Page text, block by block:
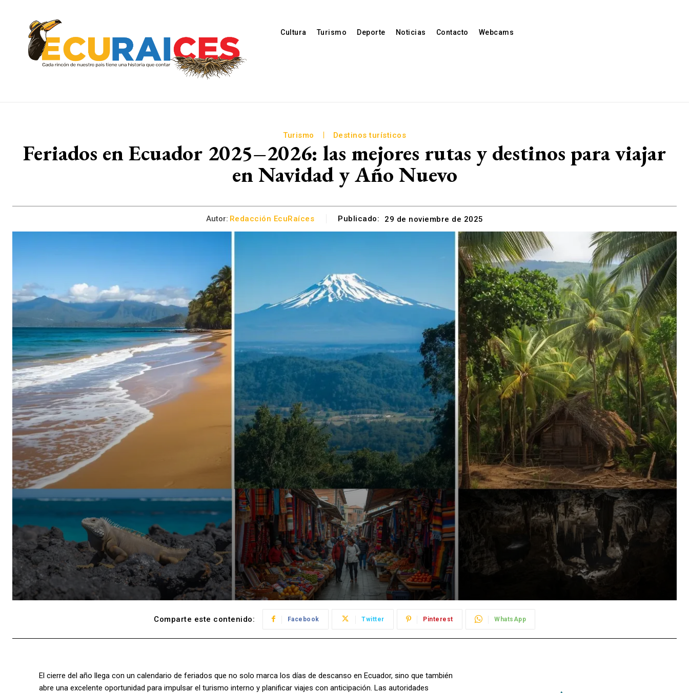
Cultura Turismo Deporte Noticias Contacto Webcams
Turismo Destinos turísticos
Feriados en Ecuador 2025–2026: las mejores rutas y destinos para viajar
en Navidad y Año Nuevo
Autor: Redacción EcuRaíces Publicado: 29 de noviembre de 2025
Comparte este contenido: Facebook Twitter Pinterest WhatsApp
El cierre del año llega con un calendario de feriados que no solo marca los días de descanso en Ecuador, sino que también
abre una excelente oportunidad para impulsar el turismo interno y planificar viajes con anticipación. Las autoridades